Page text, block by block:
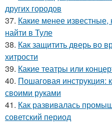
других городов
37. Какие менее
найти в Туле
38. Как защитить дверь во
хитрости
39. Какие театры или
40. Пошаговая инструкция:
своими руками
41. Как развивалась
советский период